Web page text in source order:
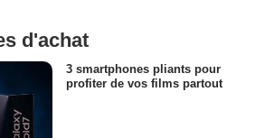
d'achat
3 smartphones pliants pour
profiter de vos films partout